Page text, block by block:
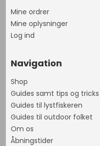
Mine ordrer
Mine oplysninger
Log ind
Navigation
Shop
Guides samt tips og tricks
Guides til lystfiskeren
Guides til outdoor folket
Om os
Åbningstider